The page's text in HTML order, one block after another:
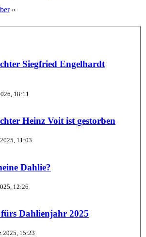
»
Siegfried Engelhardt
18:11
Heinz Voit ist gestorben
11:03
Dahlie?
12:26
Dahlienjahr 2025
2025, 15:23